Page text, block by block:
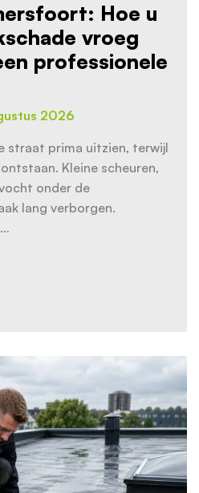
Hoe u
vroeg
professionele
2026
straat prima uitzien, terwijl
Kleine scheuren,
onder de
lang verborgen.